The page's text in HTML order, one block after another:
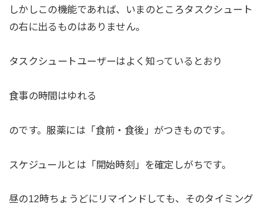
しかしこの機能であれば、いまのところタスクシュート
の右に出るものはありません。
タスクシュートユーザーはよく知っているとおり
食事の時間はゆれる
のです。服薬には「食前・食後」がつきものです。
スケジュールとは「開始時刻」を確定しがちです。
昼の12時ちょうどにリマインドしても、そのタイミング